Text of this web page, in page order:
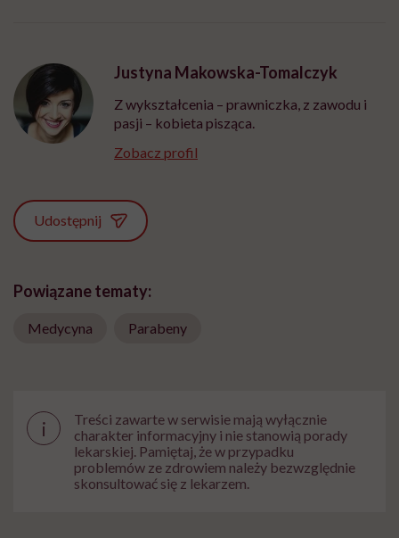
Justyna Makowska-Tomalczyk
Z wykształcenia – prawniczka, z zawodu i
pasji – kobieta pisząca.
Zobacz profil
Udostępnij
Powiązane tematy:
Medycyna Parabeny
i
Treści zawarte w serwisie mają wyłącznie
charakter informacyjny i nie stanowią porady
lekarskiej. Pamiętaj, że w przypadku
problemów ze zdrowiem należy bezwzględnie
skonsultować się z lekarzem.